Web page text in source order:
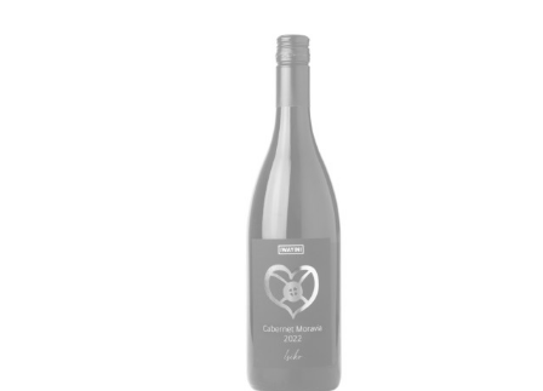
Tento web využívá k analýze návštěvnosti
soubory cookie a službu Google Analytics.
Používáním tohoto webu s tím souhlasíte